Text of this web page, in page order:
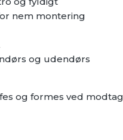
nem montering
og udendørs
og formes ved